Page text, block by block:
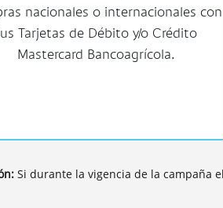
nacionales o internacionales con
Tarjetas de Débito y/o Crédito
Mastercard Bancoagrícola.
Si durante la vigencia de la campaña